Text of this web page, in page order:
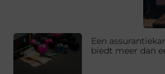
Een
biedt meer dan